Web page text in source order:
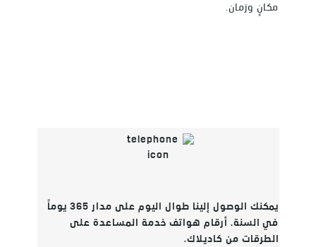
مكانٍ وزمان.
يمكنك الوصول إلينا طوال اليوم على مدار 365 يوماً
في السنة. أرقام هواتف خدمة المساعدة على
الطرقات من كاديلاك.